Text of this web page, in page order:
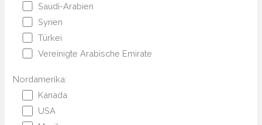
Saudi-Arabien
Syrien
Türkei
Vereinigte Arabische Emirate
Nordamerika:
Kanada
USA